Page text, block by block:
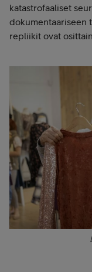
katastrofaaliset
dokumentaariseen
repliikit ovat